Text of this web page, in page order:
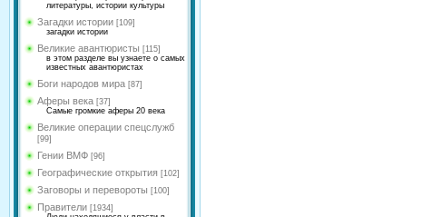
литературы, истории культуры
Загадки истории [109]
загадки истории
Великие авантюристы [115]
в этом разделе вы узнаете о самых
известных авантюристах
Боги народов мира [87]
Аферы века [37]
Самые громкие аферы 20 века
Великие операции спецслужб
[99]
Гении ВМФ [96]
Географические открытия [102]
Заговоры и перевороты [100]
Правители [1934]